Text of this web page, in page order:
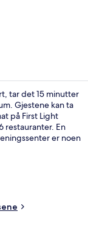
tar det 15 minutter
Gjestene kan ta
på First Light
restauranter. En
er noen